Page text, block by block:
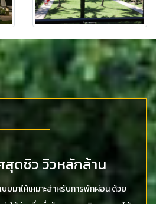
สุดชิว วิวหลักล้าน
บมาให้เหมาะสำหรับการพักผ่อน ด้วย